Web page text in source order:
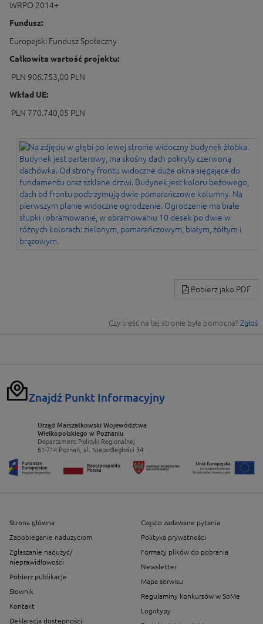
WRPO 2014+
Fundusz:
Europejski Fundusz Społeczny
Całkowita wartość projektu:
PLN 906.753,00 PLN
Wkład UE:
PLN 770.740,05 PLN
Pobierz jako PDF
Czy treść na tej stronie była pomocna? Zgłoś
Znajdź Punkt Informacyjny
Urząd Marszałkowski Województwa
Wielkopolskiego w Poznaniu
Departament Polityki Regionalnej
61-714 Poznań, al. Niepodległości 34
Strona główna
Zapobieganie nadużyciom
Zgłaszanie nadużyć/
nieprawidłowości
Pobierz publikacje
Słownik
Kontakt
Deklaracja dostępności
Często zadawane pytania
Polityka prywatności
Formaty plików do pobrania
Newsletter
Mapa serwisu
Regulaminy konkursów w SoMe
Logotypy